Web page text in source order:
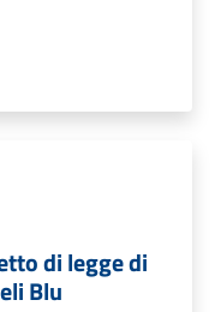
di legge di
Blu